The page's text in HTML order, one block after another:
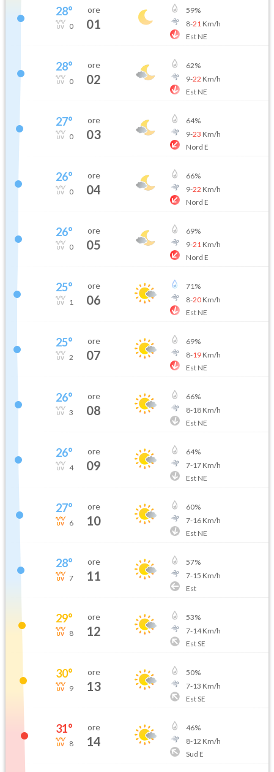
28°
0
ore
01
59%
8-21 Km/h
Est NE
28°
0
ore
02
62%
9-22 Km/h
Est NE
27°
0
ore
03
64%
9-23 Km/h
Nord E
26°
0
ore
04
66%
9-22 Km/h
Nord E
26°
0
ore
05
69%
9-21 Km/h
Nord E
25°
1
ore
06
71%
8-20Km/h
Est NE
25°
2
ore
07
69%
8-19Km/h
Est NE
26°
3
ore
08
66%
8-18Km/h
Est NE
26°
4
ore
09
64%
7-17Km/h
Est NE
27°
6
ore
10
60%
7-16Km/h
Est NE
28°
7
ore
11
57%
7-15 Km/h
Est
29°
8
ore
12
53%
7-14Km/h
Est SE
30°
9
ore
13
50%
7-13 Km/h
Est SE
31°
8
ore
14
46%
8-12 Km/h
Sud E